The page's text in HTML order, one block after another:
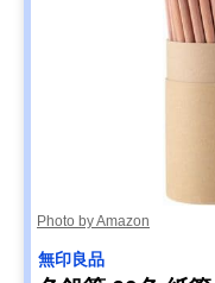
Photo by Amazon
無印良品